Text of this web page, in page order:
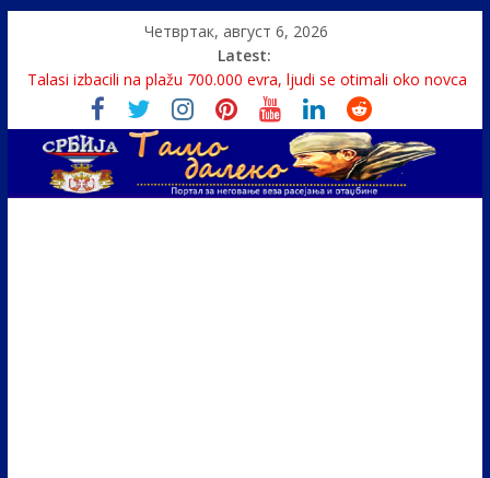
Четвртак, август 6, 2026
Latest:
Talasi izbacili na plažu 700.000 evra, ljudi se otimali oko novca
Srbin zaspao na Dunavu, reka ga odnela u Rumuniju
Politika i seks glavne teme srpskih medija
U Srbiji pola miliona migranata, 100 000 stranaca se zaposlilo
Monasi spasili dete sa litice visoke 15 metara